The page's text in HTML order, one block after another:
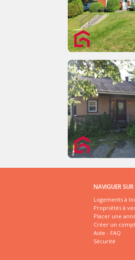
NAVIGUER
Logements à
Propriétés à
Placer une
Créer un
Aide - FAQ
Sécurité